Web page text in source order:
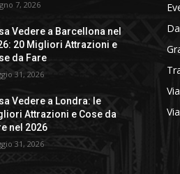
7, 2026
Vedere a Barcellona nel
20 Migliori Attrazioni e
da Fare
31, 2026
Vedere a Londra: le
Attrazioni e Cose da
nel 2026
31, 2026